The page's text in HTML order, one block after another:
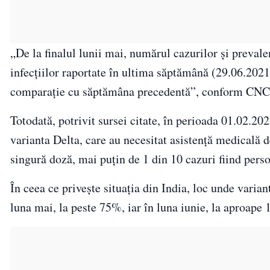
„De la finalul lunii mai, numărul cazurilor și
infecțiilor raportate în ultima săptămână
comparație cu săptămâna precedentă”, conform
Totodată, potrivit sursei citate, în perioada
varianta Delta, care au necesitat asistență
singură doză, mai puțin de 1 din 10 cazuri fiind
În ceea ce privește situația din India, loc unde
luna mai, la peste 75%, iar în luna iunie, la aproape